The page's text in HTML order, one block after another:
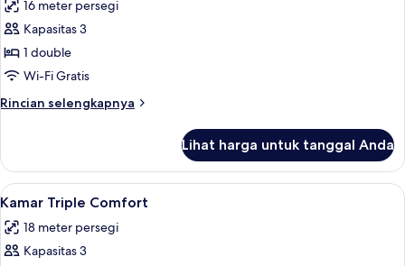
Comfort
foto
untuk
Kamar
Double
Deluks,
jet
16 meter persegi
Kapasitas 3
1 double
Wi-Fi Gratis
Rincian selengkapnya
Rincian
Kamar
Double
Deluks,
tub
Lihat harga untuk tanggal Anda
Lihat
semua
foto
untuk
Kamar Triple Comfort | Seprai
4
Kamar Triple Comfort
18 meter persegi
Kapasitas 3